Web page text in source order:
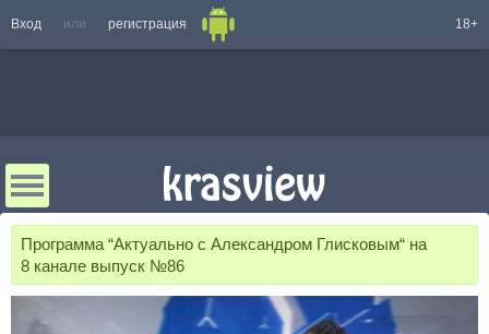
Вход или регистрация 18+
Программа “Актуально с Александром Глисковым“ на
8 канале выпуск №86